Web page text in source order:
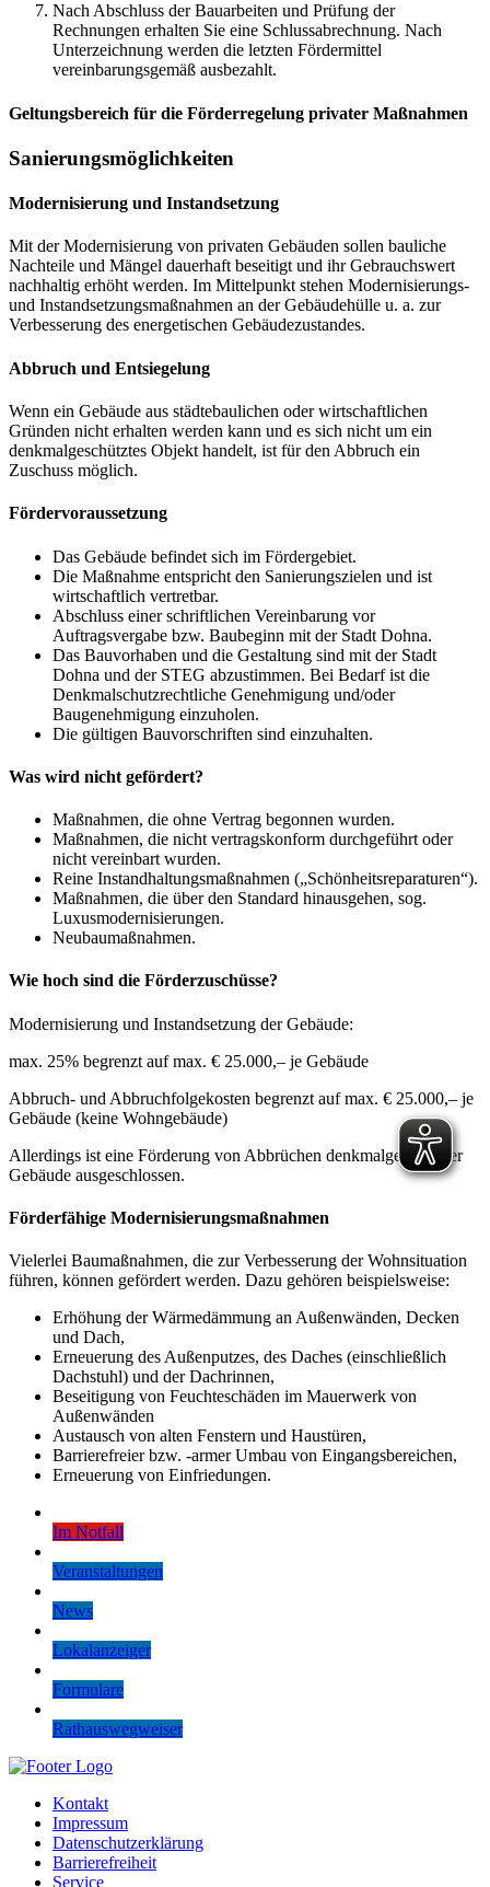
Nach Abschluss der Bauarbeiten und Prüfung der
Rechnungen erhalten Sie eine Schlussabrechnung. Nach
Unterzeichnung werden die letzten Fördermittel
vereinbarungsgemäß ausbezahlt.
Geltungsbereich für die Förderregelung privater Maßnahmen
Sanierungsmöglichkeiten
Modernisierung und Instandsetzung
Mit der Modernisierung von privaten Gebäuden sollen bauliche
Nachteile und Mängel dauerhaft beseitigt und ihr Gebrauchswert
nachhaltig erhöht werden. Im Mittelpunkt stehen Modernisierungs-
und Instandsetzungsmaßnahmen an der Gebäudehülle u. a. zur
Verbesserung des energetischen Gebäudezustandes.
Abbruch und Entsiegelung
Wenn ein Gebäude aus städtebaulichen oder wirtschaftlichen
Gründen nicht erhalten werden kann und es sich nicht um ein
denkmalgeschütztes Objekt handelt, ist für den Abbruch ein
Zuschuss möglich.
Fördervoraussetzung
Das Gebäude befindet sich im Fördergebiet.
Die Maßnahme entspricht den Sanierungszielen und ist
wirtschaftlich vertretbar.
Abschluss einer schriftlichen Vereinbarung vor
Auftragsvergabe bzw. Baubeginn mit der Stadt Dohna.
Das Bauvorhaben und die Gestaltung sind mit der Stadt
Dohna und der STEG abzustimmen. Bei Bedarf ist die
Denkmalschutzrechtliche Genehmigung und/oder
Baugenehmigung einzuholen.
Die gültigen Bauvorschriften sind einzuhalten.
Was wird nicht gefördert?
Maßnahmen, die ohne Vertrag begonnen wurden.
Maßnahmen, die nicht vertragskonform durchgeführt oder
nicht vereinbart wurden.
Reine Instandhaltungsmaßnahmen („Schönheitsreparaturen“).
Maßnahmen, die über den Standard hinausgehen, sog.
Luxusmodernisierungen.
Neubaumaßnahmen.
Wie hoch sind die Förderzuschüsse?
Modernisierung und Instandsetzung der Gebäude:
max. 25% begrenzt auf max. € 25.000,– je Gebäude
Abbruch- und Abbruchfolgekosten begrenzt auf max. € 25.000,– je
Gebäude (keine Wohngebäude)
Allerdings ist eine Förderung von Abbrüchen denkmalgeschützter
Gebäude ausgeschlossen.
Förderfähige Modernisierungsmaßnahmen
Vielerlei Baumaßnahmen, die zur Verbesserung der Wohnsituation
führen, können gefördert werden. Dazu gehören beispielsweise:
Erhöhung der Wärmedämmung an Außenwänden, Decken
und Dach,
Erneuerung des Außenputzes, des Daches (einschließlich
Dachstuhl) und der Dachrinnen,
Beseitigung von Feuchteschäden im Mauerwerk von
Außenwänden
Austausch von alten Fenstern und Haustüren,
Barrierefreier bzw. -armer Umbau von Eingangsbereichen,
Erneuerung von Einfriedungen.
Im Notfall
Veranstaltungen
News
Lokalanzeiger
Formulare
Rathauswegweiser
Kontakt
Impressum
Datenschutzerklärung
Barrierefreiheit
Service